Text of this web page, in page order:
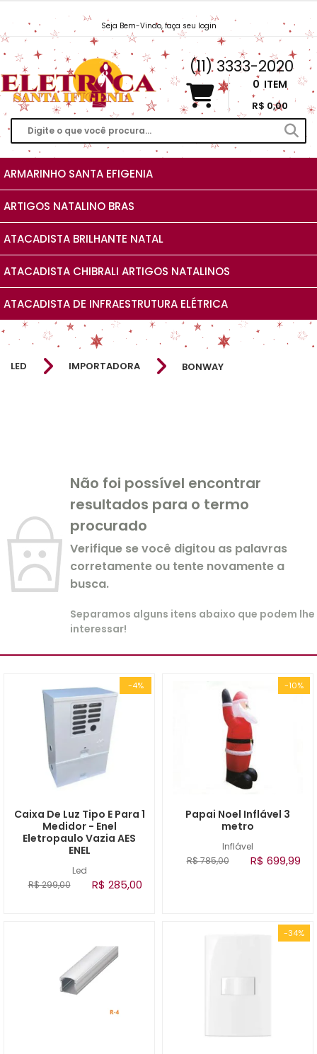
Seja Bem-Vindo, faça seu login
Vendas@EletricaSantaIfigenia.com.br
(11) 3333-2020
0 ITEM
R$ 0,00
ARMARINHO SANTA EFIGENIA
ARTIGOS NATALINO BRAS
ATACADISTA BRILHANTE NATAL
ATACADISTA CHIBRALI ARTIGOS NATALINOS
ATACADISTA DE INFRAESTRUTURA ELÉTRICA
LED IMPORTADORA BONWAY
Não foi possível encontrar
resultados para o termo
procurado
Verifique se você digitou as palavras
corretamente ou tente novamente a
busca.
Separamos alguns itens abaixo que podem lhe
interessar!
-4%
Led
Caixa De Luz Tipo E Para 1
Medidor - Enel
Eletropaulo Vazia AES
ENEL
R$ 299,00 R$ 285,00
-10%
Inflável
Papai Noel Inflável 3
metro
R$ 785,00 R$ 699,99
-34%